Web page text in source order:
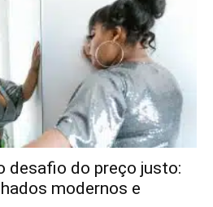
desafio do preço justo:
modernos e